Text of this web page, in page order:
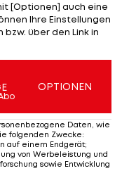
[Optionen] auch eine
Ihre Einstellungen
über den Link in
OPTIONEN
Daten, wie
folgenden Zwecke:
auf einem Endgerät;
von Werbeleistung und
sowie Entwicklung